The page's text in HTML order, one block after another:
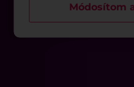
Módosítom